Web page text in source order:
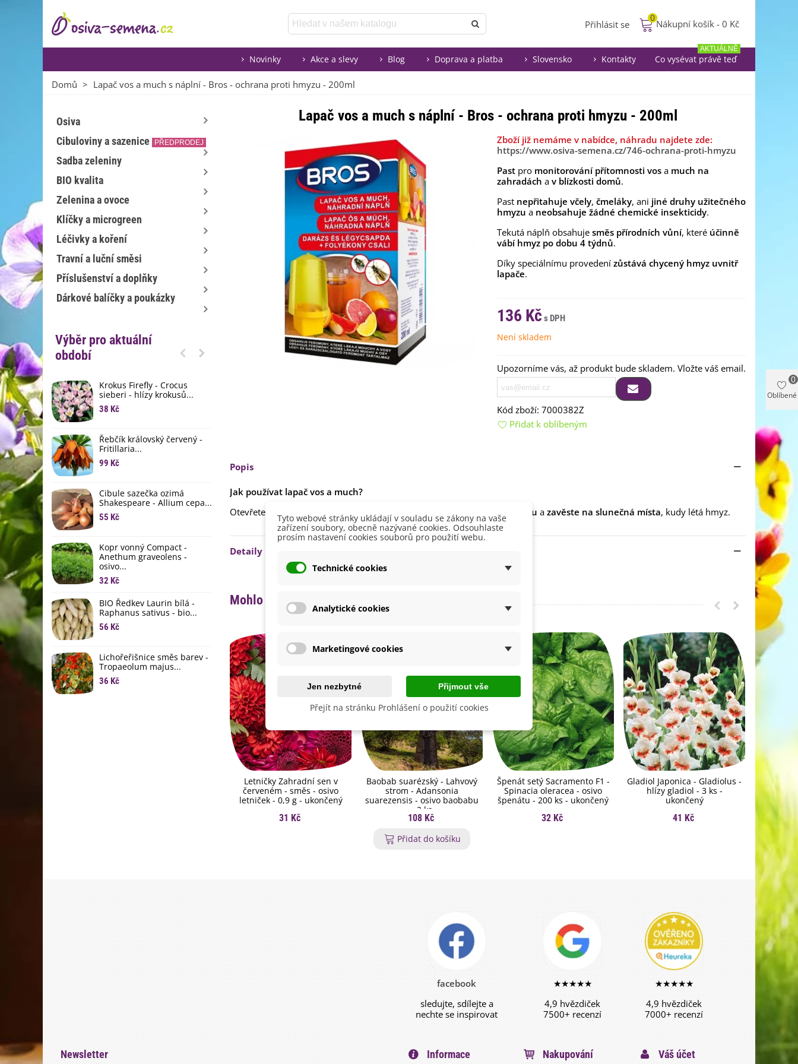
Přihlásit se
0
Nákupní košík - 0 Kč
Novinky Akce a slevy Blog Doprava a platba Slovensko Kontakty Co vysévat právě teď
AKTUÁLNĚ
Domů > Lapač vos a much s náplní - Bros - ochrana proti hmyzu - 200ml
Osiva
Cibuloviny a sazenice
PŘEDPRODEJ
Sadba zeleniny
BIO kvalita
Zelenina a ovoce
Klíčky a microgreen
Léčivky a koření
Travní a luční směsi
Příslušenství a doplňky
Dárkové balíčky a poukázky
Výběr pro aktuální
období
Krokus Firefly - Crocus
sieberi - hlízy krokusů...
38 Kč
Řebčík královský červený -
Fritillaria...
99 Kč
Cibule sazečka ozimá
Shakespeare - Allium cepa...
55 Kč
Kopr vonný Compact -
Anethum graveolens -
osivo...
32 Kč
BIO Ředkev Laurin bílá -
Raphanus sativus - bio...
56 Kč
Lichořeřišnice směs barev -
Tropaeolum majus...
36 Kč
Daucus carota - osivo...
Lilie Canova - Lilium - cibule
lilií - 1 ks
60 Kč
Begonie plnokvětá žlutá -
Eukalyptus Baby Blue -
90 Kč
Lapač vos a much s náplní - Bros - ochrana proti hmyzu - 200ml
Zboží již nemáme v nabídce, náhradu najdete zde:
https://www.osiva-semena.cz/746-ochrana-proti-hmyzu
Past pro monitorování přítomnosti vos a much na
zahradách a v blízkosti domů.
Past nepřitahuje včely, čmeláky, ani jiné druhy užitečného
hmyzu a neobsahuje žádné chemické insekticidy.
Tekutá náplň obsahuje směs přírodních vůní, které účinně
vábí hmyz po dobu 4 týdnů.
Díky speciálnímu provedení zůstává chycený hmyz uvnitř
lapače.
136 Kč
Není skladem
Upozorníme vás, až produkt bude skladem. Vložte váš email.
Kód zboží: 7000382Z
Přidat k oblíbeným
Popis
Jak používat lapač vos a much?
Otevřete
spodní část pasti a nalijte do ní 200 ml roztoku Zavřete nádobu a zavěste na slunečná místa, kudy létá hmyz.
Detaily produktu
Mohlo by se také hodit
Letničky Zahradní sen v
červeném - směs - osivo
letniček - 0,9 g - ukončený
31 Kč
Baobab suarézský - Lahvový
strom - Adansonia
suarezensis - osivo baobabu
- 2 ks
108 Kč
Přidat do košíku
Špenát setý Sacramento F1 -
Spinacia oleracea - osivo
špenátu - 200 ks - ukončený
32 Kč
Gladiol Japonica - Gladiolus -
hlízy gladiol - 3 ks -
ukončený
41 Kč
Gladiol
-
facebook
sledujte, sdílejte a
nechte se inspirovat
★★★★★
4,9 hvězdiček
7500+ recenzí
★★★★★
4,9 hvězdiček
7000+ recenzí
Newsletter Informace Nakupování Váš účet
Oblíbené
0
Tyto webové stránky ukládají v souladu se zákony na vaše
zařízení soubory, obecně nazývané cookies. Odsouhlaste
prosím nastavení cookies souborů pro použití webu.
Technické cookies
Analytické cookies
Marketingové cookies
Jen nezbytné Přijmout vše
Přejít na stránku Prohlášení o použití cookies